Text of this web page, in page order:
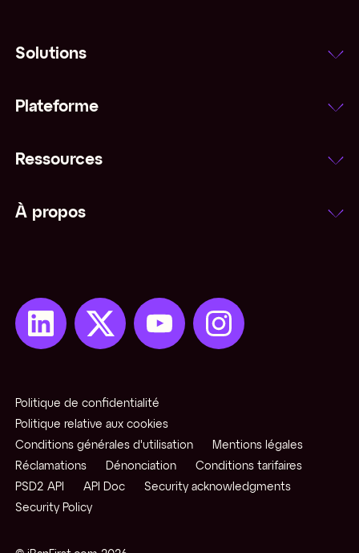
Solutions
Plateforme
Ressources
À propos
Politique de confidentialité
Politique relative aux cookies
Conditions générales d'utilisation
Mentions légales
Réclamations
Dénonciation
Conditions tarifaires
PSD2 API
API Doc
Security acknowledgments
Security Policy